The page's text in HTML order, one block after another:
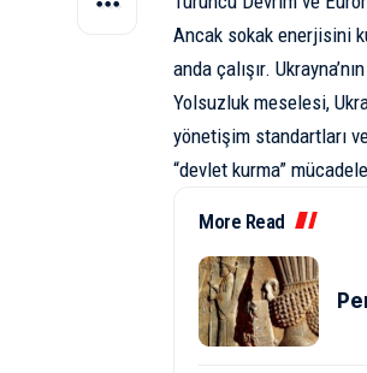
Ancak sokak enerjisini
anda çalışır.
Yolsuzluk meselesi,
yönetişim standartları
“devlet kurma”
More Read